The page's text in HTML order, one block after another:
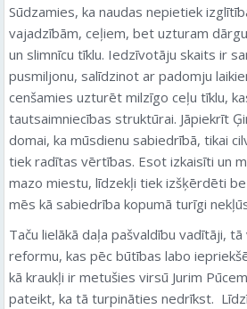
Sūdzamies, ka naudas nepietiek
vajadzībām, ceļiem, bet uzturam
un slimnīcu tīklu. Iedzīvotāju skaits ir
pusmiljonu, salīdzinot ar padomju
cenšamies uzturēt milzīgo ceļu tīklu,
tautsaimniecības struktūrai. Jāpiekrīt
domai, ka mūsdienu sabiedrībā, tikai
tiek radītas vērtības. Esot izkaisīti un
mazo miestu, līdzekļi tiek izšķērdēti
mēs kā sabiedrība kopumā turīgi
Taču lielākā daļa pašvaldību vadītāji,
reformu, kas pēc būtības labo
kā kraukļi ir metušies virsū Jurim
pateikt, ka tā turpināties nedrīkst.